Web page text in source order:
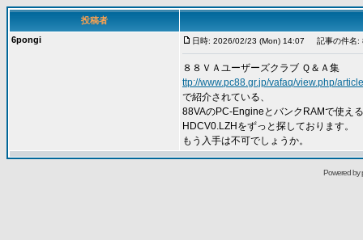
投稿者
6pongi
日時: 2026/02/23 (Mon) 14:07 記事の件名:
８８ＶＡユーザーズクラブ Ｑ＆Ａ集
ttp://www.pc88.gr.jp/vafaq/view.php/
で紹介されている、
88VAのPC-EngineとバンクRAMで使え
HDCV0.LZHをずっと探しております。
もう入手は不可でしょうか。
Powered by